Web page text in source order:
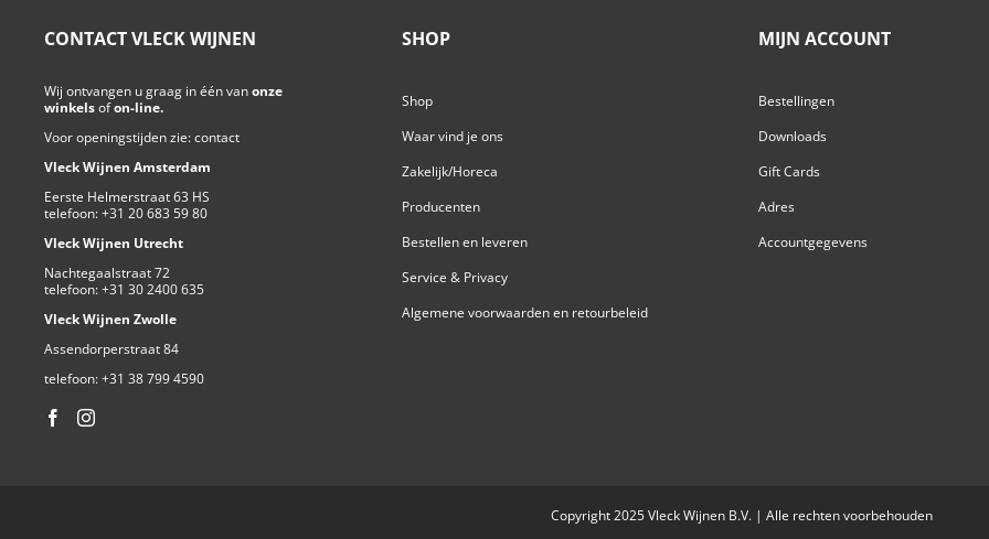
CONTACT VLECK WIJNEN
Wij ontvangen u graag in één vanonze
winkelsofon-line.
Voor openingstijden zie:contact
Vleck Wijnen Amsterdam
Eerste Helmerstraat 63 HS
telefoon:+31 20 683 59 80
Vleck Wijnen Utrecht
Nachtegaalstraat 72
telefoon:+31 30 2400 635
Vleck Wijnen Zwolle
Assendorperstraat 84
telefoon:+31 38 799 4590⁩
SHOP
Shop
Waar vind je ons
Zakelijk/Horeca
Producenten
Bestellen en leveren
Service & Privacy
Algemene voorwaarden en retourbeleid
MIJN ACCOUNT
Bestellingen
Downloads
Gift Cards
Adres
Accountgegevens
Copyright 2025 Vleck Wijnen B.V. | Alle rechten voorbehouden